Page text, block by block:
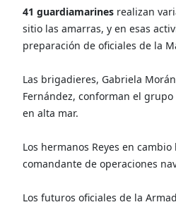
41 guardiamarines realizan
sitio las amarras, y en esas
preparación de oficiales de la
Las brigadieres, Gabriela
Fernández, conforman el grupo
en alta mar.
Los hermanos Reyes en
comandante de operaciones
Los futuros oficiales de la